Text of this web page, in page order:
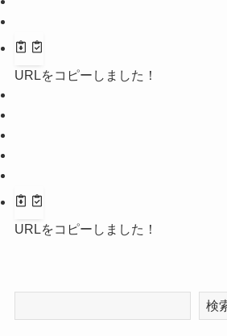
URLをコピーしました！
URLをコピーしました！
検